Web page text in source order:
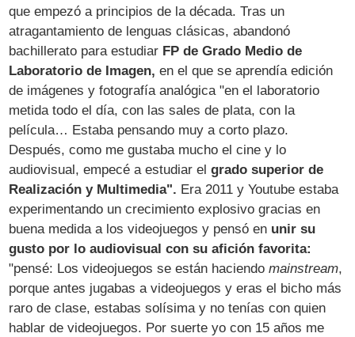
que empezó a principios de la década. Tras un
atragantamiento de lenguas clásicas, abandonó
bachillerato para estudiar FP de Grado Medio de
Laboratorio de Imagen, en el que se aprendía edición
de imágenes y fotografía analógica "en el laboratorio
metida todo el día, con las sales de plata, con la
película… Estaba pensando muy a corto plazo.
Después, como me gustaba mucho el cine y lo
audiovisual, empecé a estudiar elgrado superior de
Realización y Multimedia". Era 2011 y Youtube estaba
experimentando un crecimiento explosivo gracias en
buena medida a los videojuegos y pensó en unir su
gusto por lo audiovisual con su afición favorita:
"pensé: Los videojuegos se están haciendomainstream,
porque antes jugabas a videojuegos y eras el bicho más
raro de clase, estabas solísima y no tenías con quien
hablar de videojuegos. Por suerte yo con 15 años me